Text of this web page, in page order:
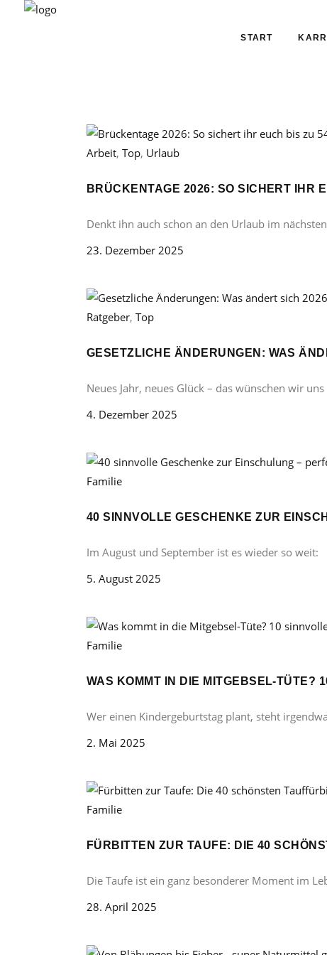
START
Arbeit, Top, Urlaub
BRÜCKENTAGE 2026: SO SICHERT IHR
Denkt ihn auch schon an den Urlaub im nächsten
23. Dezember 2025
Ratgeber, Top
GESETZLICHE ÄNDERUNGEN: WAS
Neues Jahr, neues Glück – das wünschen wir uns
4. Dezember 2025
Familie
40 SINNVOLLE GESCHENKE ZUR
Im August und September ist es wieder so weit:
5. August 2025
Familie
WAS KOMMT IN DIE MITGEBSEL-TÜTE?
Wer einen Kindergeburtstag plant, steht
2. Mai 2025
Familie
FÜRBITTEN ZUR TAUFE: DIE 40
Die Taufe ist ein ganz besonderer Moment im
28. April 2025